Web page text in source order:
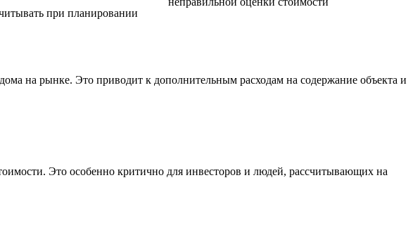
при планировании
на рынке. Это приводит к дополнительным расходам на содержание объекта и
Это особенно критично для инвесторов и людей, рассчитывающих на